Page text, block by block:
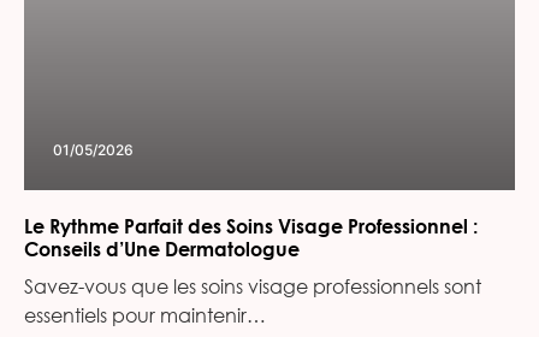
01/05/2026
Le Rythme Parfait des Soins Visage Professionnel :
Conseils d’Une Dermatologue
Savez-vous que les soins visage professionnels sont
essentiels pour maintenir…